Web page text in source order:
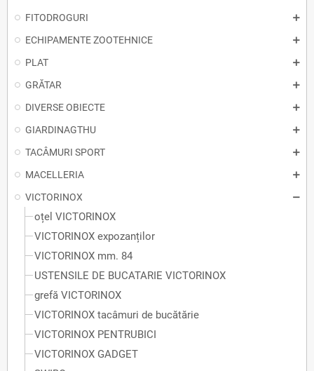
FITODROGURI
ECHIPAMENTE ZOOTEHNICE
PLAT
GRĂTAR
DIVERSE OBIECTE
GIARDINAGTHU
TACÂMURI SPORT
MACELLERIA
VICTORINOX
oțel VICTORINOX
VICTORINOX expozanților
VICTORINOX mm. 84
USTENSILE DE BUCATARIE VICTORINOX
grefă VICTORINOX
VICTORINOX tacâmuri de bucătărie
VICTORINOX PENTRUBICI
VICTORINOX GADGET